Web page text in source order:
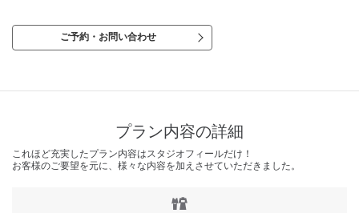
ご予約・お問い合わせ
プラン内容の詳細
これほど充実したプラン内容はスタジオフィールだけ！
お客様のご要望を元に、様々な内容を加えさせていただきました。